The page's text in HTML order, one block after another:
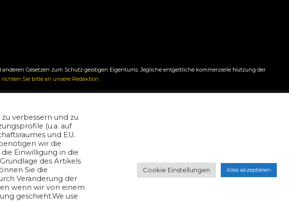
Gesetzen zum Schutz geistigen Eigentums. Jegliche entgeltliche kommerzielle Nutzung der
Sie bitte an unsere Redaktion.
verbessern und zu
(u.a. auf
und EU.
wir die
Einwilligung in die
des Artikels
Sie die
Veränderung der
wenn wir von einem
geschieht.We use
Cookie Einstellungen Alles akzeptieren